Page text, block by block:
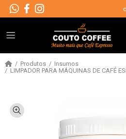
Produtos
Insumos
LIMPADOR PARA MÁQUINAS DE CAFÉ